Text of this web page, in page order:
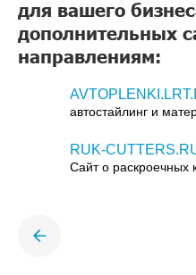
для вашего
дополнительных
направлениям:
автостайлинг и
RUK-
Сайт о раскроечных